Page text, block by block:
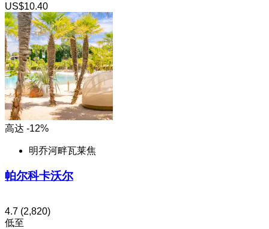
US$10.40
高达 -12%
明乔河畔瓦莱焦
帕尔科卡沃尔
4.7 (2,820)
低至